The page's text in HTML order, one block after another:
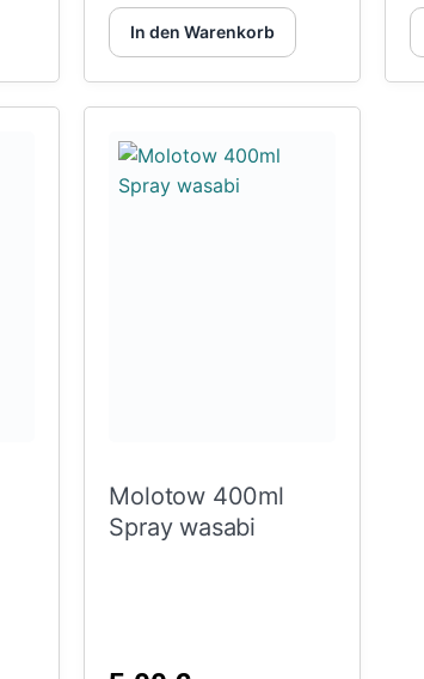
In den Warenkorb
Molotow 400ml
Spray wasabi